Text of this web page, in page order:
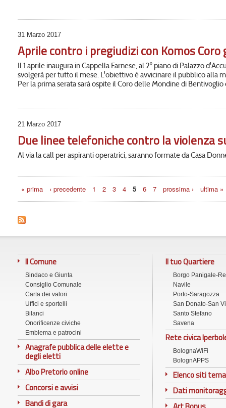
31 Marzo 2017
Aprile contro i pregiudizi con Komos Coro
Il 1 aprile inaugura in Cappella Farnese, al 2° piano di Palazzo
svolgerà per tutto il mese. L'obiettivo è avvicinare il pubblico alla
Per la prima serata sarà ospite il Coro delle Mondine di
21 Marzo 2017
Due linee telefoniche contro la violenza
Al via la call per aspiranti operatrici, saranno formate da Casa
Pagine
« prima ‹ precedente 1 2 3 4 5 6 7 prossima › ultima »
Il Comune
Sindaco e Giunta
Consiglio Comunale
Carta dei valori
Uffici e sportelli
Bilanci
Onorificenze civiche
Emblema e patrocini
Anagrafe pubblica delle elette e
degli eletti
Albo Pretorio online
Concorsi e avvisi
Bandi di gara
Il tuo Quartiere
Borgo Panigale-
Navile
Porto-Saragozza
San Donato-San
Santo Stefano
Savena
Rete civica
BolognaWiFi
BolognAPPS
Elenco siti
Dati